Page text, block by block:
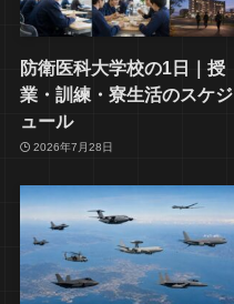
防衛医科大学校の1日｜授
業・訓練・寮生活のスケジ
ュール
2026年7月28日